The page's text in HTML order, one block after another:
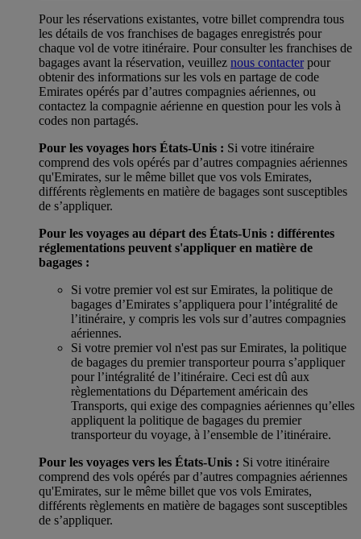
Pour les réservations existantes, votre billet comprendra tous
les détails de vos franchises de bagages enregistrés pour
chaque vol de votre itinéraire. Pour consulter les franchises de
bagages avant la réservation, veuillez nous contacterpour
obtenir des informations sur les vols en partage de code
Emirates opérés par d’autres compagnies aériennes, ou
contactez la compagnie aérienne en question pour les vols à
codes non partagés.
Pour les voyages hors États-Unis : Si votre itinéraire
comprend des vols opérés par d’autres compagnies aériennes
qu'Emirates, sur le même billet que vos vols Emirates,
différents règlements en matière de bagages sont susceptibles
de s’appliquer.
Pour les voyages au départ des États-Unis : différentes
réglementations peuvent s'appliquer en matière de
bagages :
Si votre premier vol est sur Emirates, la politique de
bagages d’Emirates s’appliquera pour l’intégralité de
l’itinéraire, y compris les vols sur d’autres compagnies
aériennes.
Si votre premier vol n'est pas sur Emirates, la politique
de bagages du premier transporteur pourra s’appliquer
pour l’intégralité de l’itinéraire. Ceci est dû aux
règlementations du Département américain des
Transports, qui exige des compagnies aériennes qu’elles
appliquent la politique de bagages du premier
transporteur du voyage, à l’ensemble de l’itinéraire.
Pour les voyages vers les États-Unis : Si votre itinéraire
comprend des vols opérés par d’autres compagnies aériennes
qu'Emirates, sur le même billet que vos vols Emirates,
différents règlements en matière de bagages sont susceptibles
de s’appliquer.